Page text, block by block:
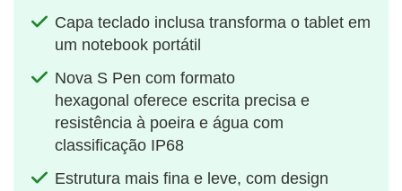
Capa teclado inclusa transforma o tablet em
um notebook portátil
Nova S Pen com formato
hexagonal oferece escrita precisa e
resistência à poeira e água com
classificação IP68
Estrutura mais fina e leve, com design